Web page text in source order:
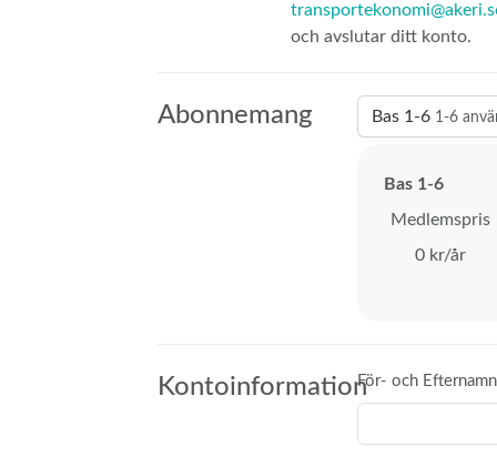
och avslutar ditt konto.
Abonnemang Bas 1-6 1-6
Bas 1-6
Medlemspris
0 kr/år
KontoinformationFör- och Efternamn